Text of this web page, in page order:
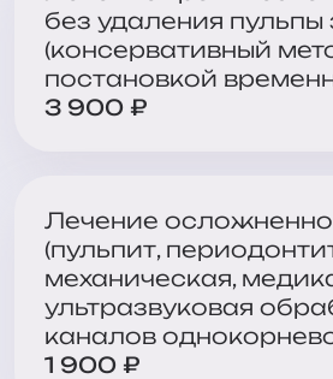
без удаления пульпы
(консервативный
постановкой
3 900 ₽
Лечение
(пульпит,
механическая,
ультразвуковая
каналов
1 900 ₽